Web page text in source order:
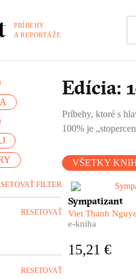
PRÍBEHY
A REPORTÁŽE
FILTER
RESETOVAŤ
RESETOVAŤ
Edícia:
Príbehy, ktoré s
100% je
VŠETKY
Jeden je agent
komunistov,
Rozštiepená
Sympatizant
Viet Thanh
e-kniha
15,21 €